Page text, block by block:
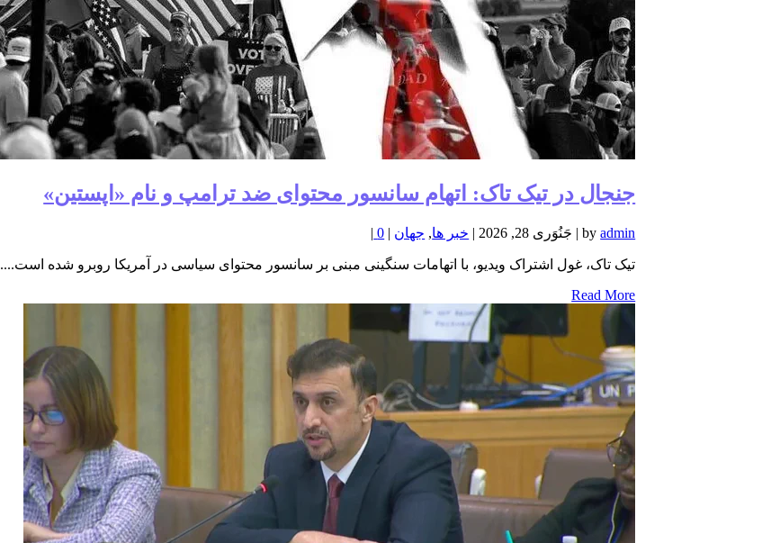
جنجال در تیک تاک: اتهام سانسور محتوای ضد ترامپ و نام «اپستین»
byadmin
| جَنُوَری 28, 2026 | خبر ها, جهان |
0
|
تیک تاک، غول اشتراک ویدیو، با اتهامات سنگینی مبنی بر سانسور محتوای سیاسی در آمریکا روبرو شده است....
Read More